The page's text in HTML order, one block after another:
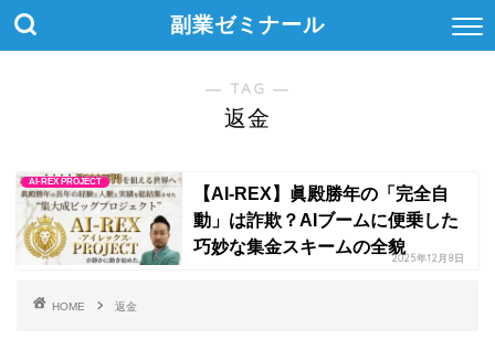
副業ゼミナール
― TAG ―
返金
AI-REX PROJECT
【AI-REX】眞殿勝年の「完全自
動」は詐欺？AIブームに便乗した
巧妙な集金スキームの全貌
2025年12月8日
HOME 返金